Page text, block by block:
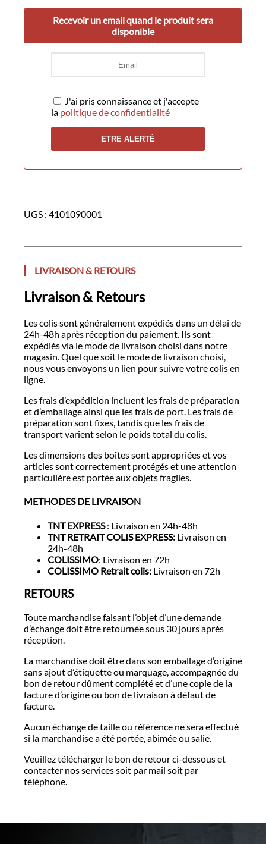
Recevoir un email quand le produit sera
disponible
J'ai pris connaissance et j'accepte
la politique de confidentialité
UGS : 4101090001
LIVRAISON & RETOURS
Livraison & Retours
Les colis sont généralement expédiés dans un délai de
24h-48h après réception du paiement. Ils sont
expédiés via le mode de livraison choisi dans notre
magasin. Quel que soit le mode de livraison choisi,
nous vous envoyons un lien pour suivre votre colis en
ligne.
Les frais d’expédition incluent les frais de préparation
et d’emballage ainsi que les frais de port. Les frais de
préparation sont fixes, tandis que les frais de
transport varient selon le poids total du colis.
Les dimensions des boîtes sont appropriées et vos
articles sont correctement protégés et une attention
particulière est portée aux objets fragiles.
METHODES DE LIVRAISON
TNT EXPRESS: Livraison en 24h-48h
TNT RETRAIT COLIS EXPRESS: Livraison en
24h-48h
COLISSIMO: Livraison en 72h
COLISSIMO Retrait colis: Livraison en 72h
RETOURS
Toute marchandise faisant l’objet d’une demande
d’échange doit être retournée sous 30 jours après
réception.
La marchandise doit être dans son emballage d’origine
sans ajout d’étiquette ou marquage, accompagnée du
bon de retour dûmentcomplétéet d’une copie de la
facture d’origine ou bon de livraison à défaut de
facture.
Aucun échange de taille ou référence ne sera effectué
si la marchandise a été portée, abimée ou salie.
Veuillez télécharger le bon de retour ci-dessous et
contacter nos services soit par mail soit par
téléphone.